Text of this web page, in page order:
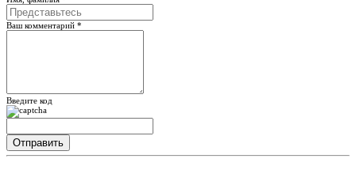
Ваш комментарий *
Введите код